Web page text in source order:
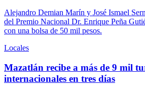
Alejandro Demian Marín y José Ismael
del Premio Nacional Dr. Enrique Peña
con una bolsa de 50 mil pesos.
Locales
Mazatlán recibe a más de 9 mil
internacionales en tres días